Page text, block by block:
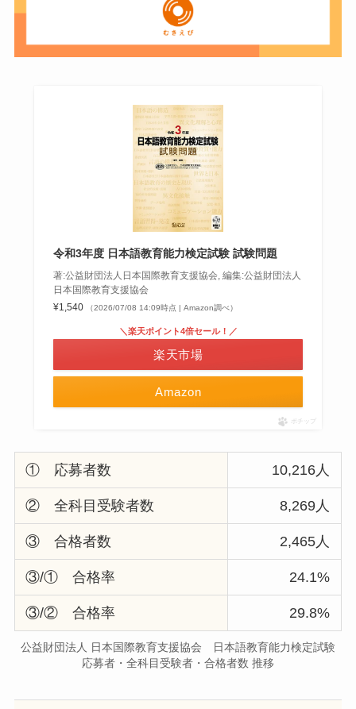
令和3年度 日本語教育能力検定試験 試験問題
著:公益財団法人日本国際教育支援協会, 編集:公益財団法人
日本国際教育支援協会
¥1,540
（2026/07/08 14:09時点 | Amazon調べ）
Amazon
＼楽天ポイント4倍セール！／
楽天市場
ポチップ
① 応募者数 10,216人
② 全科目受験者数 8,269人
③ 合格者数 2,465人
③/① 合格率 24.1%
③/② 合格率 29.8%
公益財団法人 日本国際教育支援協会 日本語教育能力検定試験
応募者・全科目受験者・合格者数 推移